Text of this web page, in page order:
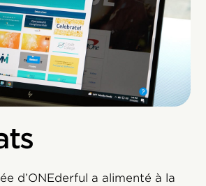
d’ONEderful a alimenté à la